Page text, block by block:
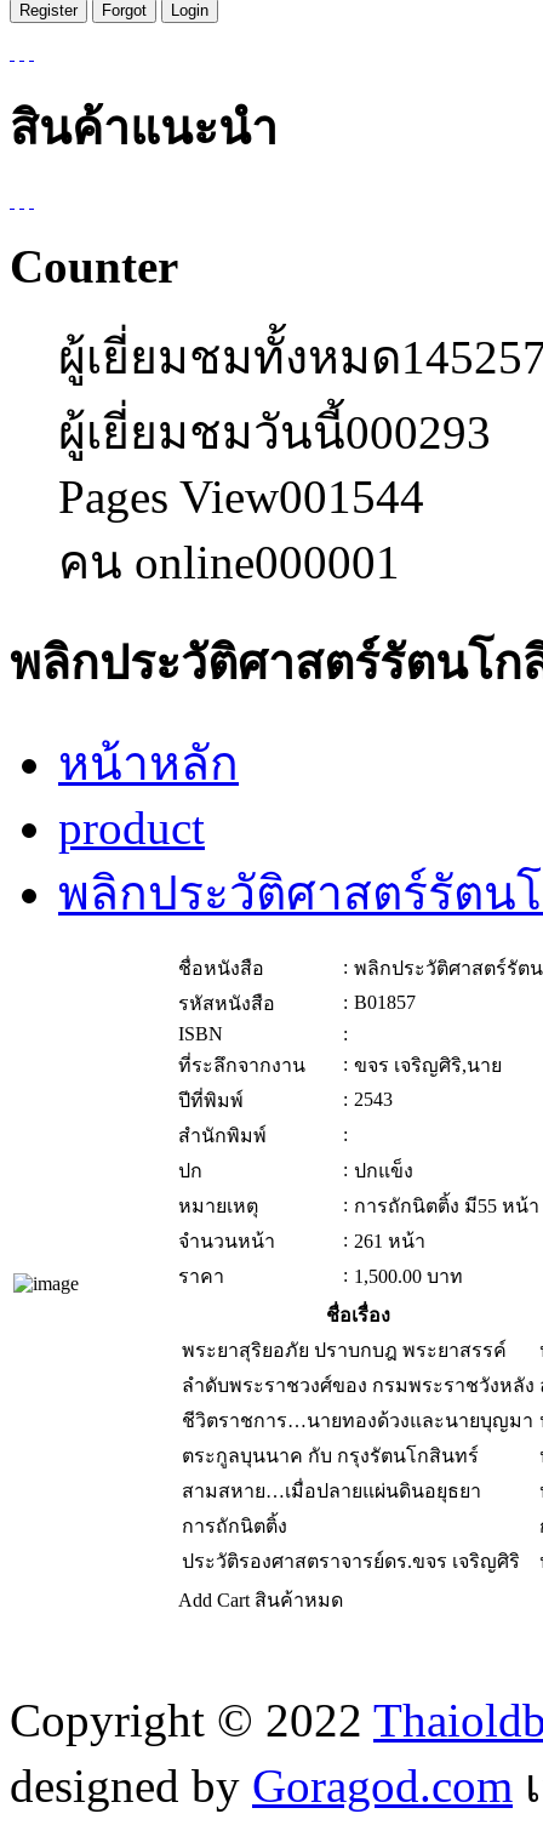
สินค้าแนะนำ
Counter
ผู้เยี่ยมชมทั้งหมด
ผู้เยี่ยมชมวันนี้000293
Pages View001544
คน online000001
พลิกประวัติศาสตร์รัตนโก
หน้าหลัก
product
พลิกประวัติศาสตร์รัตน
ชื่อหนังสือ : พลิกประวัติศาสตร์รัต
รหัสหนังสือ
: B01857
ISBN
:
ที่ระลึกจากงาน
: ขจร เจริญศิริ,นาย
ปีที่พิมพ์
: 2543
สำนักพิมพ์
:
ปก
: ปกแข็ง
หมายเหตุ
: การถักนิตติ้ง มี55 หน้า
จำนวนหน้า
: 261 หน้า
ราคา
: 1,500.00 บาท
ชื่อเรื่อง
พระยาสุริยอภัย ปราบกบฎ พระยาสรรค์
ลำดับพระราชวงศ์ของ กรมพระราชวังหลัง
ชีวิตราชการ…นายทองด้วงและนายบุญมา
ตระกูลบุนนาค กับ กรุงรัตนโกสินทร์
สามสหาย…เมื่อปลายแผ่นดินอยุธยา
การถักนิตติ้ง
ประวัติรองศาสตราจารย์ดร.ขจร เจริญศิริ
Add Cart สินค้าหมด
Copyright © 2022
designed by Goragod.com